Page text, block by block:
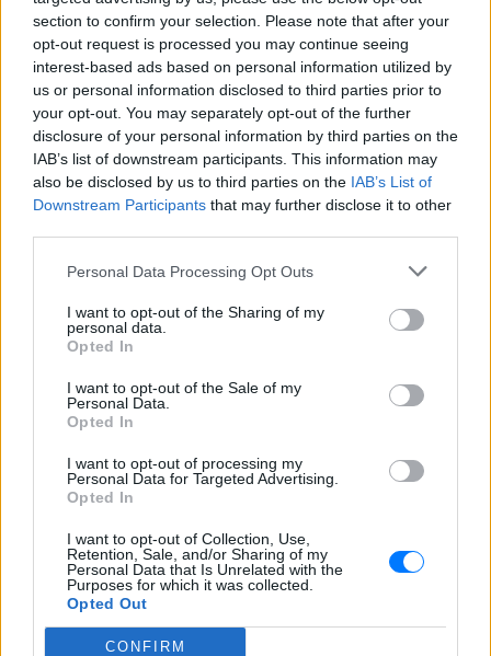
section to confirm your selection. Please note that after your
opt-out request is processed you may continue seeing
interest-based ads based on personal information utilized by
us or personal information disclosed to third parties prior to
your opt-out. You may separately opt-out of the further
disclosure of your personal information by third parties on the
IAB’s list of downstream participants. This information may
also be disclosed by us to third parties on the IAB’s List of
Downstream Participants that may further disclose it to other
Personal Data Processing Opt Outs
I want to opt-out of the Sharing of my
personal data.
Opted In
I want to opt-out of the Sale of my
Personal Data.
Opted In
I want to opt-out of processing my
Personal Data for Targeted Advertising.
Opted In
I want to opt-out of Collection, Use,
Retention, Sale, and/or Sharing of my
Personal Data that Is Unrelated with the
Purposes for which it was collected.
Opted Out
CONFIRM
πισίνα, δεν θα ‘χα θρηνήσει το
παιδί μου» – Η σπαρακτική
περιγραφή του πατέρα του
4χρονου που πνίγηκε στην Πάρο
ΠΡΙΝ 10 ΏΡΕΣ
«Φωνάζαμε, κλαίγαμε, ουρλιάζαμε»
Φωτιά στον Κουβαρά Αττικής:
Μήνυμα 112 για απομάκρυνση –
172 πυροσβέστες στο μέτωπο
το 112, ενώ στη μάχη με τις φλόγες
συμμετέχουν και πυροσβέστες από
Καρυστιανού: «Νομικές
συνέπειες» για όσους
Αυγερινό
Δημοκρατία μίλησε για συντονισμένη
κινητοποίηση υπέρ του Αυγερινού μέσα
σε δύο ώρες και εξήγησε γιατί δεν
πραγματοποιούνται εσωτερικές εκλογές